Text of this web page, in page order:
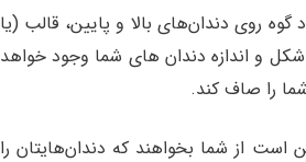
روی دندان‌های بالا و پایین، قالب (یا
و اندازه دندان های شما وجود خواهد
را صاف کند.
از شما بخواهند که دندان‌هایتان را